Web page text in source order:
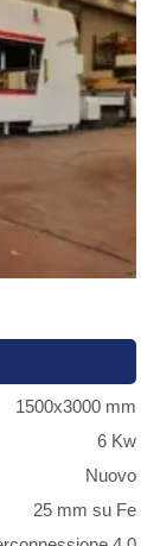
1500x3000 mm
6 Kw
Nuovo
25 mm su Fe